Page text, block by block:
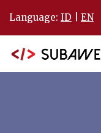
Language: ID EN